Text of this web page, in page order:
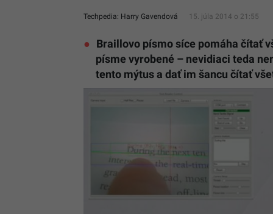
Techpedia: Harry Gavendová 15. júla 2014 o 21:55
Braillovo písmo síce pomáha čítať
písme vyrobené – nevidiaci teda
tento mýtus a dať im šancu čítať